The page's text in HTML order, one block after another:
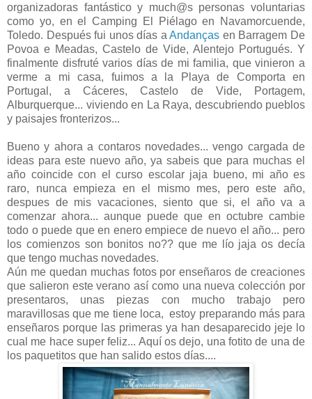
organizadoras fantástico y much@s personas voluntarias
como yo, en el Camping El Piélago en Navamorcuende,
Toledo. Después fui unos días aAndanças en Barragem De
Povoa e Meadas, Castelo de Vide, Alentejo Portugués. Y
finalmente disfruté varios días de mi familia, que vinieron a
verme a mi casa, fuimos a la Playa de Comporta en
Portugal, a Cáceres, Castelo de Vide, Portagem,
Alburquerque... viviendo en La Raya, descubriendo pueblos
y paisajes fronterizos...
Bueno y ahora a contaros novedades... vengo cargada de
ideas para este nuevo año, ya sabeis que para muchas el
año coincide con el curso escolar jaja bueno, mi año es
raro, nunca empieza en el mismo mes, pero este año,
despues de mis vacaciones, siento que si, el año va a
comenzar ahora... aunque puede que en octubre cambie
todo o puede que en enero empiece de nuevo el año... pero
los comienzos son bonitos no?? que me lío jaja os decía
que tengo muchas novedades.
Aún me quedan muchas fotos por enseñaros de creaciones
que salieron este verano así como una nueva colección por
presentaros, unas piezas con mucho trabajo pero
maravillosas que me tiene loca, estoy preparando más para
enseñaros porque las primeras ya han desaparecido jeje lo
cual me hace super feliz... Aquí os dejo, una fotito de una de
los paquetitos que han salido estos días....